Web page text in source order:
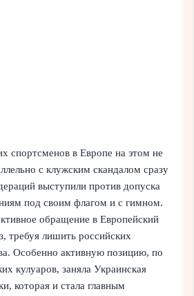
спортсменов в Европе на этом не
с клужским скандалом сразу
выступили против допуска
под своим флагом и с гимном.
обращение в Европейский
требуя лишить российских
Особенно активную позицию, по
кулуаров, заняла Украинская
которая и стала главным